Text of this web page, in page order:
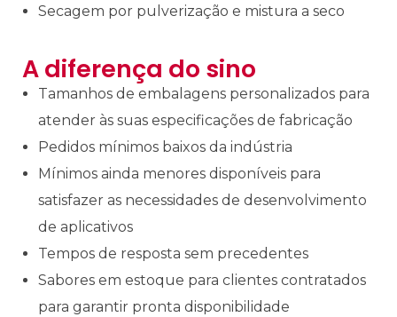
Secagem por pulverização e mistura a seco
A diferença do sino
Tamanhos de embalagens personalizados para
atender às suas especificações de fabricação
Pedidos mínimos baixos da indústria
Mínimos ainda menores disponíveis para
satisfazer as necessidades de desenvolvimento
de aplicativos
Tempos de resposta sem precedentes
Sabores em estoque para clientes contratados
para garantir pronta disponibilidade